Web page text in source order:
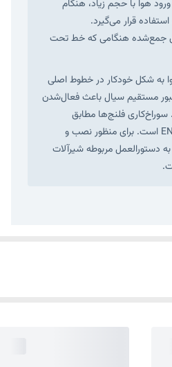
ورود هوا با حجم زیاد، هنگام
قرار می‌گیرد.
جمع‌شده هنگامی که خط تحت
به شکل خودکار در خطوط اصلی
مستقیم سیال باعث فعال‌شدن
فلنج‌ها مطابق
استاندارد EN1092-DIN2501 است. برای منظور نصب و
دستورالعمل مربوطه شیرآلات